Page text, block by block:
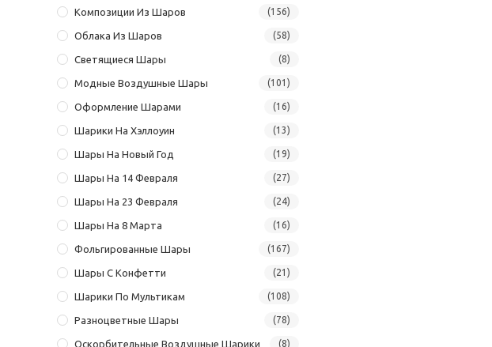
Композиции Из Шаров (156)
Облака Из Шаров (58)
Светящиеся Шары (8)
Модные Воздушные Шары (101)
Оформление Шарами (16)
Шарики На Хэллоуин (13)
Шары На Новый Год (19)
Шары На 14 Февраля (27)
Шары На 23 Февраля (24)
Шары На 8 Марта (16)
Фольгированные Шары (167)
Шары С Конфетти (21)
Шарики По Мультикам (108)
Разноцветные Шары (78)
Оскорбительные Воздушные Шарики (8)